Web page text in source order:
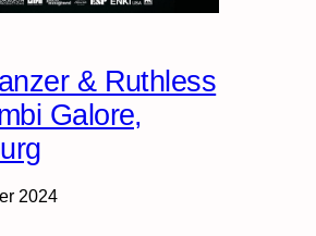
& Ruthless
Galore,
2024